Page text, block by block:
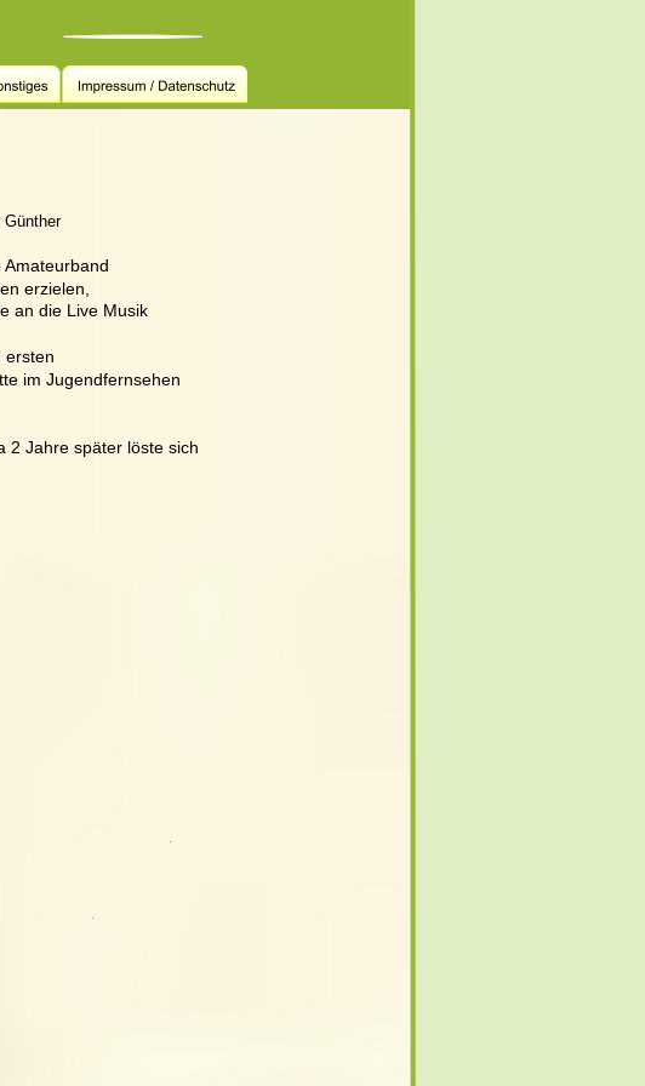
Günther
erzielen,
an die Live Musik
ersten
im Jugendfernsehen
2 Jahre später löste sich